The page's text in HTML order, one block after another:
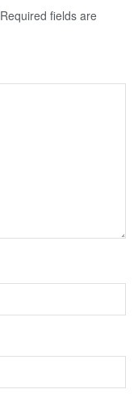
Required fields are